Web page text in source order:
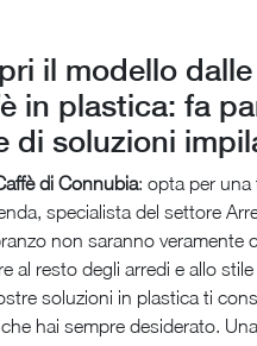
il modello
in plastica: fa
di soluzioni
di Connubia: opta per una
specialista del settore
non saranno veramente
al resto degli arredi e allo
soluzioni in plastica ti
hai sempre desiderato.